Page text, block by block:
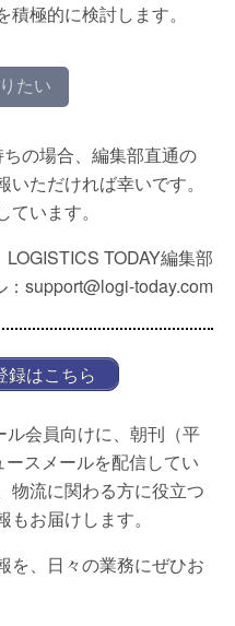
極的に検討します。
たい
の場合、編集部直通の
ただければ幸いです。
います。
LOGISTICS TODAY編集部
：support@logi-today.com
録はこちら
ル会員向けに、朝刊（平
スメールを配信してい
物流に関わる方に役立つ
お届けします。
を、日々の業務にぜひお